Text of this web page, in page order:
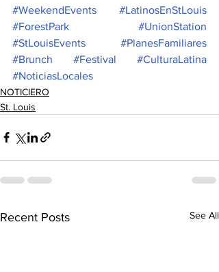
#WeekendEvents
#LatinosEnStLouis
#ForestPark
#UnionStation
#StLouisEvents
#PlanesFamiliares
#Brunch
#Festival
#CulturaLatina
#NoticiasLocales
NOTICIERO
St. Louis
Recent Posts See All